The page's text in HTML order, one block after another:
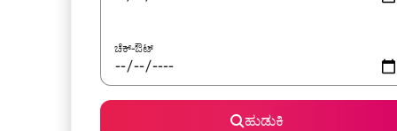
ಚೆಕ್-ಔಟ್
ಹುಡುಕಿ